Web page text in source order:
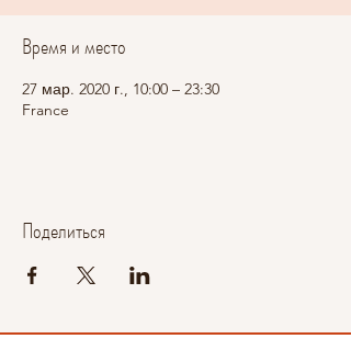
Время и место
27 мар. 2020 г., 10:00 – 23:30
France
Поделиться